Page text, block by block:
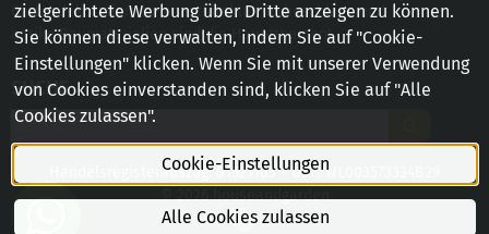
Gartendekoration, Innenarchitektur, Türbeschläge und
antike Baumaterialien sind die Hauptthemen!
SUCHE
Suche
Handelsregisterauszug: 81521103 - USt.: NL003573334B29
© 2026 houseandgarden
zielgerichtete Werbung über Dritte anzeigen zu können.
Sie können diese verwalten, indem Sie auf "Cookie-
Einstellungen" klicken. Wenn Sie mit unserer Verwendung
von Cookies einverstanden sind, klicken Sie auf "Alle
Cookies zulassen".
Cookie-Einstellungen
Alle Cookies zulassen